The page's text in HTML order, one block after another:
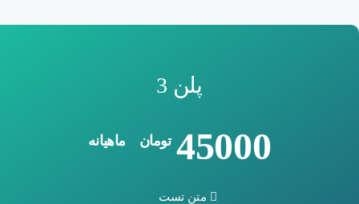
پلن 3
45000 تومان ماهیانه
متن تست